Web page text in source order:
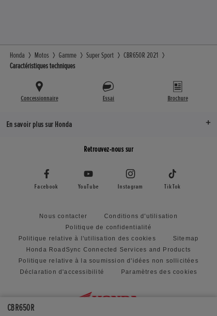
CBR650R
Honda Motos Gamme Super Sport
CBR650R 2021
Caractéristiques techniques
Concessionnaire Essai Brochure
En savoir plus sur Honda
Retrouvez-nous sur
Facebook YouTube Instagram TikTok
Nous contacter
Conditions d'utilisation
Politique de confidentialité
Politique relative à l'utilisation des cookies
Sitemap
Honda RoadSync Connected Services and Products
Politique relative à la soumission d'idées non sollicitées
Déclaration d'accessibilité
Paramètres des cookies